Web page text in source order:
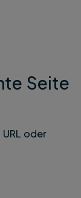
Seite
oder